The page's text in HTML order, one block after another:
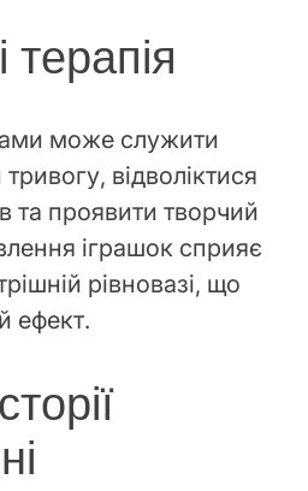
терапія
може служити
відволіктися
та проявити творчий
іграшок сприяє
рівновазі, що
ефект.